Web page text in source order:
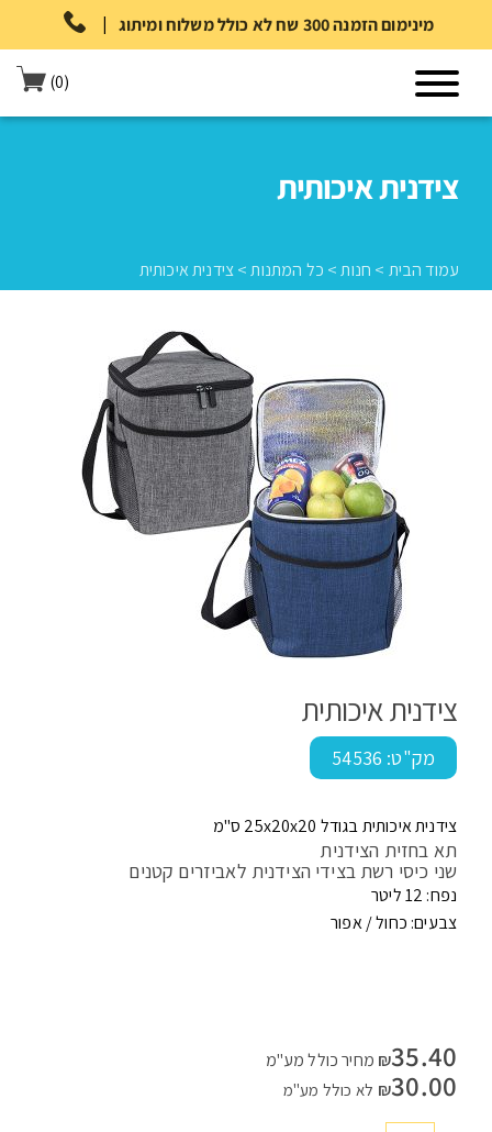
| מינימום הזמנה 300 שח לא כולל משלוח ומיתוג
(0)
צידנית איכותית
עמוד הבית > חנות> כל המתנות>צידנית איכותית
צידנית איכותית
צידנית איכותית
מק"ט: 54536
צידנית איכותית בגודל 25x20x20 ס"מ
תא בחזית הצידנית
שני כיסי רשת בצידי הצידנית לאביזרים קטנים
נפח: 12 ליטר
צבעים: כחול / אפור
₪35.40
מחיר כולל מע"מ
₪30.00 לא כולל מע"מ